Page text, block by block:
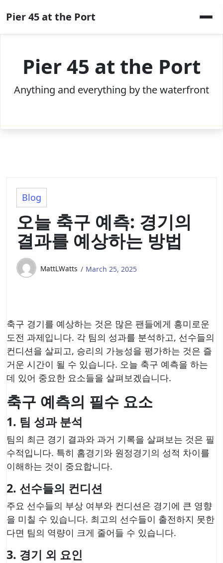
to
content
Pier 45 at the Port
Pier 45 at the Port
Anything and everything by the waterfront
Blog
오늘 축구 예측: 경기의
결과를 예상하는 방법
MattLWatts March 25, 2025
축구 경기를 예상하는 것은 많은 팬들에게 흥미로운
도전 과제입니다. 각 팀의 성과를 분석하고, 선수들의
컨디션을 살피고, 승리의 가능성을 평가하는 것은 즐
거운 시간이 될 수 있습니다. 오늘 축구 예측을 하는
데 있어 중요한 요소들을 살펴보겠습니다.
축구 예측의 필수 요소
1. 팀 성과 분석
팀의 최근 경기 결과와 과거 기록을 살펴보는 것은 필
수적입니다. 특히 홈경기와 원정경기의 성적 차이를
이해하는 것이 중요합니다.
2. 선수들의 컨디션
주요 선수들의 부상 여부와 컨디션은 경기에 큰 영향
을 미칠 수 있습니다. 최고의 선수들이 출전하지 못한
다면 팀의 역량이 크게 줄어들 수 있습니다.
3. 경기 외 요인